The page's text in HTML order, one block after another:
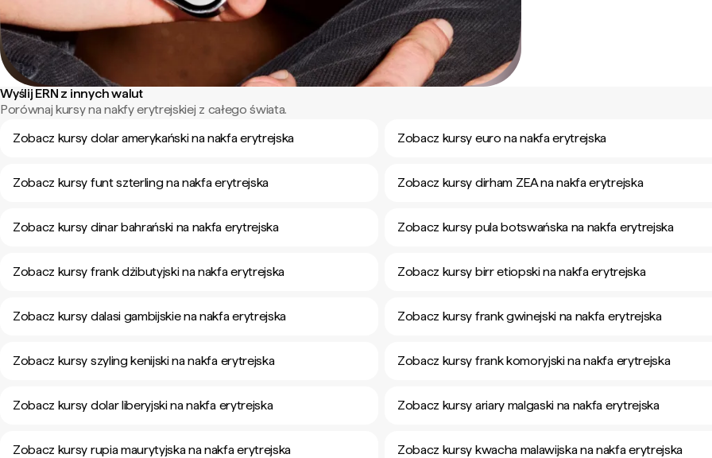
Wyślij ERN z innych walut
Porównaj kursy na nakfy erytrejskiej z całego świata.
Zobacz kursy dolar amerykański na nakfa erytrejska
Zobacz kursy euro na nakfa erytrejska
Zobacz kursy funt szterling na nakfa erytrejska Zobacz kursy dirham ZEA na nakfa erytrejska
Zobacz kursy dinar bahrański na nakfa erytrejska Zobacz kursy pula botswańska na nakfa erytrejska
Zobacz kursy frank dżibutyjski na nakfa erytrejska Zobacz kursy birr etiopski na nakfa erytrejska
Zobacz kursy dalasi gambijskie na nakfa erytrejska Zobacz kursy frank gwinejski na nakfa erytrejska
Zobacz kursy szyling kenijski na nakfa erytrejska Zobacz kursy frank komoryjski na nakfa erytrejska
Zobacz kursy dolar liberyjski na nakfa erytrejska Zobacz kursy ariary malgaski na nakfa erytrejska
Zobacz kursy rupia maurytyjska na nakfa erytrejska Zobacz kursy kwacha malawijska na nakfa erytrejska